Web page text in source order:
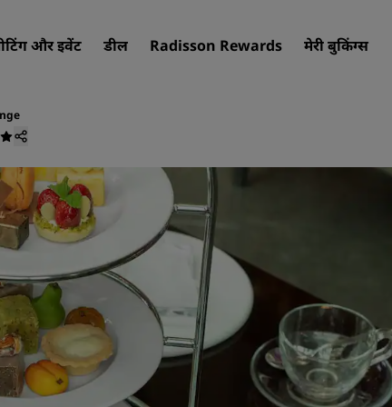
और इवेंट डील Radisson Rewards मेरी बुकिंग्स
गंतव्य
रिज़ॉर्ट
सर्विस्ड अपार्टमेंट
एयरपोर्ट होटल
नए और जल्दी शुरू होने वाले होटल
मीटिंग और इवेंट
Radisson Meetings की खोज